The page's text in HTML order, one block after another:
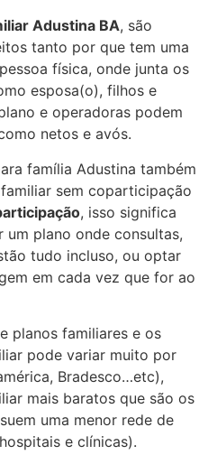
Adustina BA, são
tanto por que tem uma
física, onde junta os
esposa(o), filhos e
e operadoras podem
netos e avós.
família Adustina também
sem coparticipação
, isso significa
plano onde consultas,
tudo incluso, ou optar
em cada vez que for ao
planos familiares e os
pode variar muito por
Bradesco…etc),
mais baratos que são os
uma menor rede de
e clínicas).